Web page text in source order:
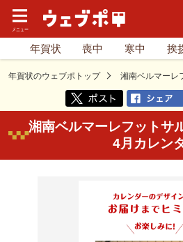
年賀状 喪中 寒中 挨
年賀状のウェブポトップ 湘南ベルマーレ
湘南ベルマーレフット
4月カレン